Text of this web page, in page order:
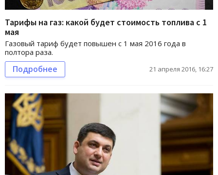
Тарифы на газ: какой будет стоимость топлива с 1
мая
Газовый тариф будет повышен с 1 мая 2016 года в
полтора раза.
Подробнее 21 апреля 2016, 16:27